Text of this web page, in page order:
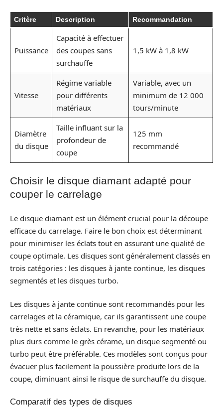
Critère Description Recommandation
Puissance
Capacité à effectuer
des coupes sans
surchauffe
1,5 kW à 1,8 kW
Vitesse
Régime variable
pour différents
matériaux
Variable, avec un
minimum de 12 000
tours/minute
Diamètre
du disque
Taille influant sur la
profondeur de
coupe
125 mm
recommandé
Choisir le disque diamant adapté pour
couper le carrelage
Le disque diamant est un élément crucial pour la découpe
efficace du carrelage. Faire le bon choix est déterminant
pour minimiser les éclats tout en assurant une qualité de
coupe optimale. Les disques sont généralement classés en
trois catégories : les disques à jante continue, les disques
segmentés et les disques turbo.
Les disques à jante continue sont recommandés pour les
carrelages et la céramique, car ils garantissent une coupe
très nette et sans éclats. En revanche, pour les matériaux
plus durs comme le grès cérame, un disque segmenté ou
turbo peut être préférable. Ces modèles sont conçus pour
évacuer plus facilement la poussière produite lors de la
coupe, diminuant ainsi le risque de surchauffe du disque.
Comparatif des types de disques